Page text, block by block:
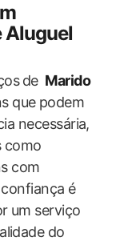
Aluguel
de
Marido⁢
que podem
necessária,
como
com
é
um serviço
do‍